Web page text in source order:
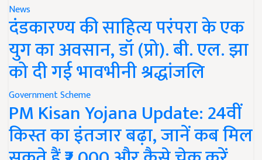
News
दंडकारण्य की साहित्य परंपरा के एक
युग का अवसान, डॉ (प्रो). बी. एल. झा
को दी गई भावभीनी श्रद्धांजलि
Government Scheme
PM Kisan Yojana Update: 24वीं
किस्त का इंतजार बढ़ा, जानें कब मिल